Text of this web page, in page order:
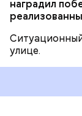
наградил
улице.
заняла шесть
различных
специалисты
отметил